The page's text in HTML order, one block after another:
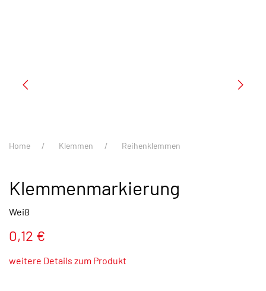
Home Klemmen Reihenklemmen
Klemmenmarkierung
Weiß
0,12 €
weitere Details zum Produkt